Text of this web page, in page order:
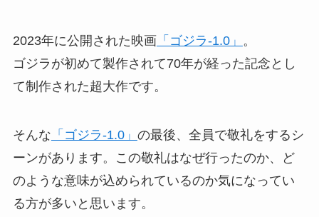
2023年に公開された映画 「ゴジラ-1.0」 。
ゴジラが初めて製作されて70年が経った記念とし
て制作された超大作です。
そんな 「ゴジラ-1.0」 の最後、全員で敬礼をするシ
ーンがあります。この敬礼はなぜ行ったのか、ど
のような意味が込められているのか気になってい
る方が多いと思います。